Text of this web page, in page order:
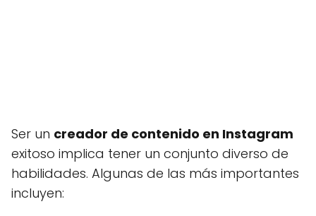
Ser un creador de contenido en Instagram
exitoso implica tener un conjunto diverso de
habilidades. Algunas de las más importantes
incluyen: